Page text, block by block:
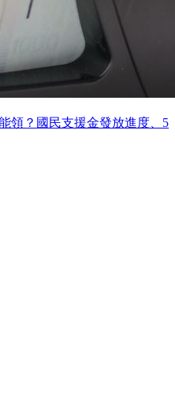
領？國民支援金發放進度、5